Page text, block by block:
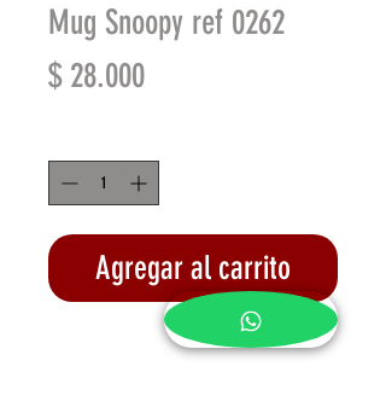
Mug Snoopy ref 0262
$ 28.000Precio
Agregar al carrito
Realizar compra